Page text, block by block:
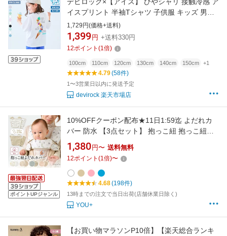
イスプリント 半袖Tシャツ 子供服 キッズ 男の
子 女の子 冷感 ロゴ ロゴT プリント リンクコー
デ 親子コーデ お揃い おそろい リンク Tシャツ
トップス 26ss_ひやシャリ
1,729円(価格+送料)
1,399 円 +送料330円
12ポイント (1倍)
100cm 110cm 120cm 130cm 140cm 150cm +1
4.79(58件)
1〜3営業日以内に発送予定
devirock 楽天市場店
ポイントUPジャンル
10%OFFクーポン配布★11日1:59迄 よだれカ
バー 防水 【3点セット】 抱っこ紐 抱っこ紐カ
バー 綿 ガーゼ おしゃれ かわいい よだれパッド
2WAY リバーシブル 無地 ベビー 前抱き 対面 洗
濯機OK 赤ちゃん Mon ami Prime モンアミプリ
ム regalo piu rv007
1,380 円〜 送料無料
12ポイント (1倍)〜
4.68(198件)
13時までの注文で当日出荷(店舗休業日除く)
YOU+
【お買い物マラソンP10倍】【楽天総合ランキ